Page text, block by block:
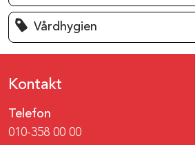
Vårdhygien
Kontakt
Telefon
010-358 00 00